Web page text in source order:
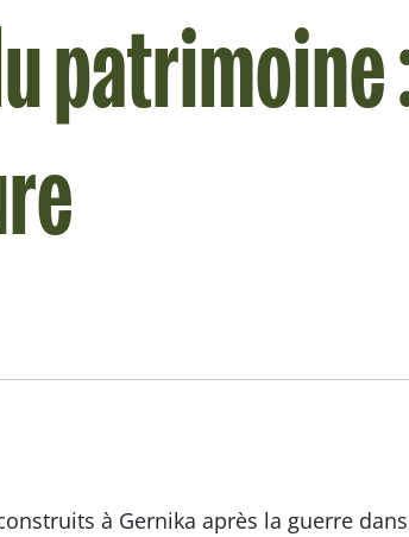
patrimoine
à Gernika après la guerre